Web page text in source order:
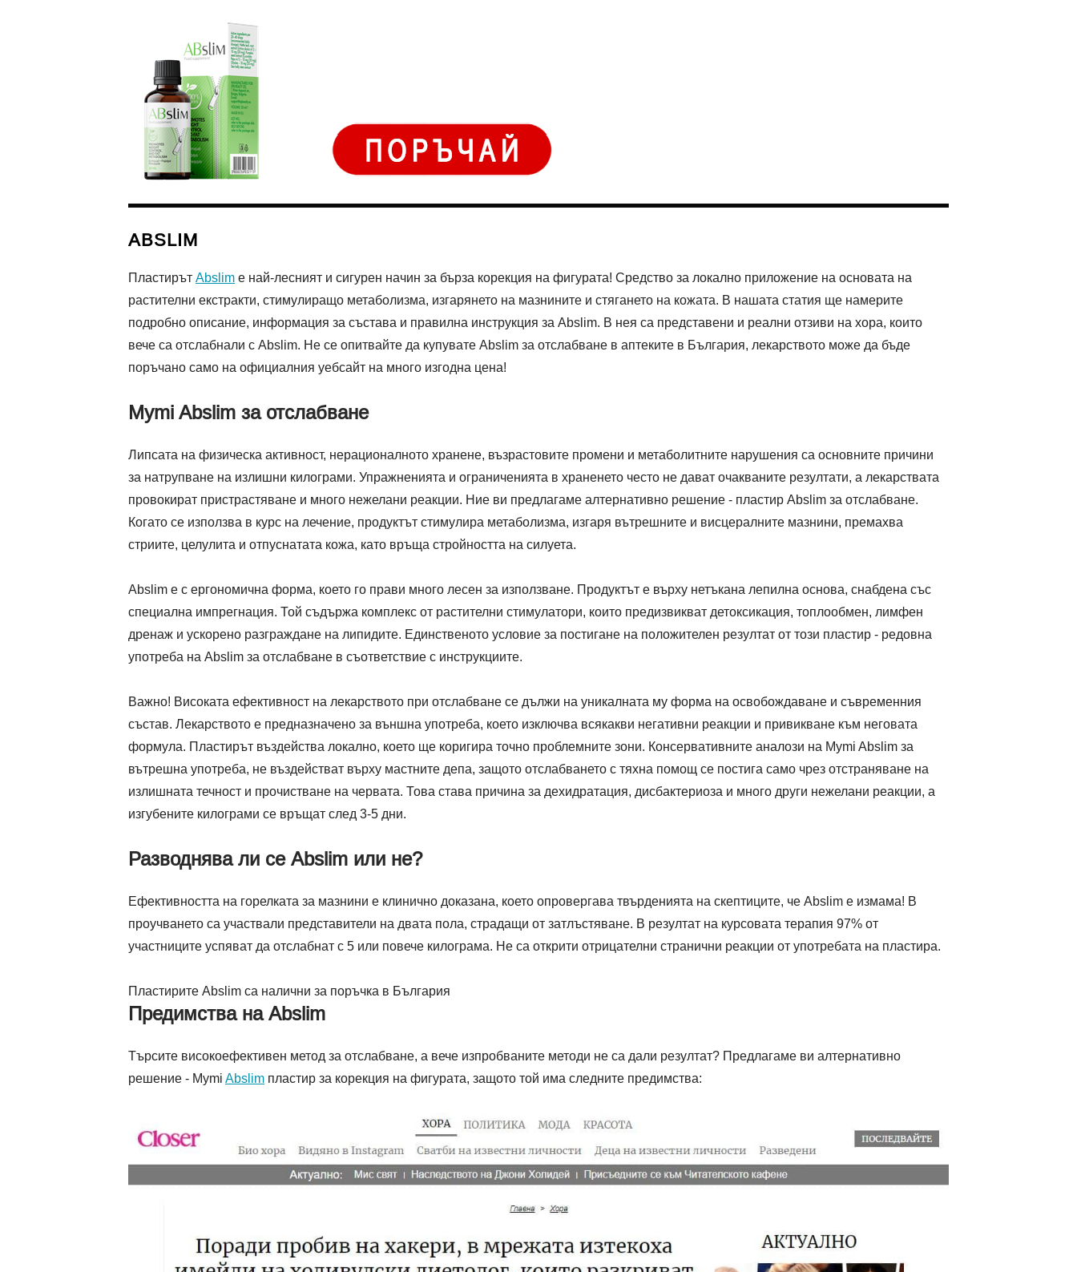
ABSLIM
Пластирът Abslim е най-лесният и сигурен начин за бърза корекция на фигурата! Средство за локално приложение на основата на
растителни екстракти, стимулиращо метаболизма, изгарянето на мазнините и стягането на кожата. В нашата статия ще намерите
подробно описание, информация за състава и правилна инструкция за Abslim. В нея са представени и реални отзиви на хора, които
вече са отслабнали с Abslim. Не се опитвайте да купувате Abslim за отслабване в аптеките в България, лекарството може да бъде
поръчано само на официалния уебсайт на много изгодна цена!
Mymi Abslim за отслабване
Липсата на физическа активност, нерационалното хранене, възрастовите промени и метаболитните нарушения са основните причини
за натрупване на излишни килограми. Упражненията и ограниченията в храненето често не дават очакваните резултати, а лекарствата
провокират пристрастяване и много нежелани реакции. Ние ви предлагаме алтернативно решение - пластир Abslim за отслабване.
Когато се използва в курс на лечение, продуктът стимулира метаболизма, изгаря вътрешните и висцералните мазнини, премахва
стриите, целулита и отпуснатата кожа, като връща стройността на силуета.
Abslim е с ергономична форма, което го прави много лесен за използване. Продуктът е върху нетъкана лепилна основа, снабдена със
специална импрегнация. Той съдържа комплекс от растителни стимулатори, които предизвикват детоксикация, топлообмен, лимфен
дренаж и ускорено разграждане на липидите. Единственото условие за постигане на положителен резултат от този пластир - редовна
употреба на Abslim за отслабване в съответствие с инструкциите.
Важно! Високата ефективност на лекарството при отслабване се дължи на уникалната му форма на освобождаване и съвременния
състав. Лекарството е предназначено за външна употреба, което изключва всякакви негативни реакции и привикване към неговата
формула. Пластирът въздейства локално, което ще коригира точно проблемните зони. Консервативните аналози на Mymi Abslim за
вътрешна употреба, не въздействат върху мастните депа, защото отслабването с тяхна помощ се постига само чрез отстраняване на
излишната течност и прочистване на червата. Това става причина за дехидратация, дисбактериоза и много други нежелани реакции, а
изгубените килограми се връщат след 3-5 дни.
Разводнява ли се Abslim или не?
Ефективността на горелката за мазнини е клинично доказана, което опровергава твърденията на скептиците, че Abslim е измама! В
проучването са участвали представители на двата пола, страдащи от затлъстяване. В резултат на курсовата терапия 97% от
участниците успяват да отслабнат с 5 или повече килограма. Не са открити отрицателни странични реакции от употребата на пластира.
Пластирите Abslim са налични за поръчка в България
Предимства на Abslim
Търсите високоефективен метод за отслабване, а вече изпробваните методи не са дали резултат? Предлагаме ви алтернативно
решение - Mymi Abslim пластир за корекция на фигурата, защото той има следните предимства: